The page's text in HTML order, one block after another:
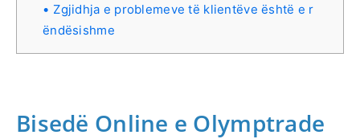
Zgjidhja e problemeve të klientëve është e r
ëndësishme
Bisedë Online e Olymptrade